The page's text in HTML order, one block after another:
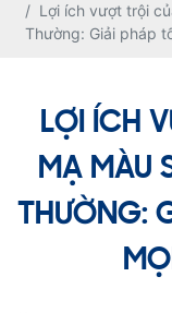
Lợi ích vượt trội
Thường: Giải pháp
LỢI ÍCH
MẠ MÀU
THƯỜNG: